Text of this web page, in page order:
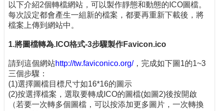
以下介紹2個轉檔網站，可以製作靜態和動態的ICO圖檔。
每次設定都會產生一組新的檔案，都要再重新下載後，將
檔案上傳到網站中。
1.將圖檔轉為.ICO格式-3步驟製作Favicon.ico
請到這個網站http://tw.faviconico.org/，完成如下圖1的1~3
三個步驟：
(1)選擇圖檔目標尺寸如16*16的圖示
(2)按選擇檔案，選取要轉成ICO的圖檔(如圖2)後按開啟
（若要一次轉多個圖檔，可以按添加更多圖片，一次轉換